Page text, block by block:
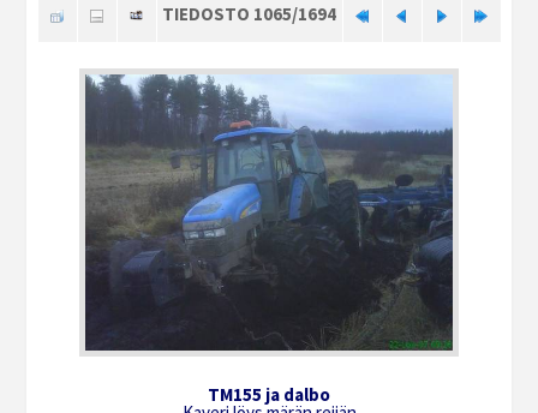
TIEDOSTO 1065/1694
TM155 ja dalbo